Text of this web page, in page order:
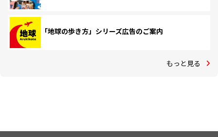
「地球の歩き方」シリーズ広告のご案内
もっと見る